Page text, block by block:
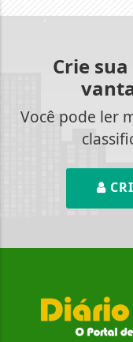
Crie
Você pode ler